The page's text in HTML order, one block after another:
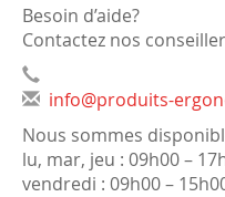
Besoin d’aide?
Contactez nos
info@produits-
Nous sommes
lu, mar, jeu : 09h00 –
vendredi : 09h00 –